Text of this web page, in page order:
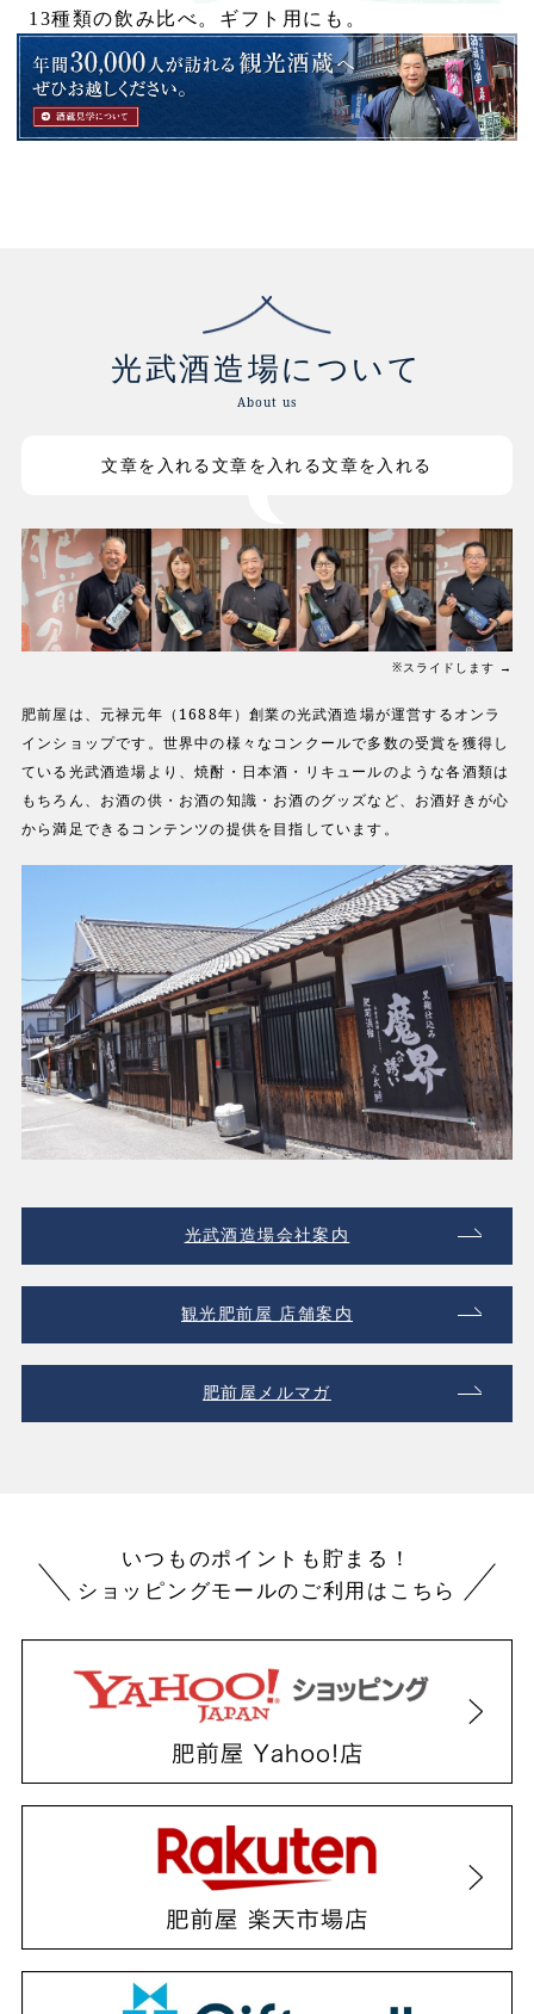
13種類の飲み比べ。ギフト用にも。
光武酒造場について
About us
文章を入れる文章を入れる文章を入れる
※スライドします →
肥前屋は、元禄元年（1688年）創業の光武酒造場が運営するオンラ
インショップです。世界中の様々なコンクールで多数の受賞を獲得し
ている光武酒造場より、焼酎・日本酒・リキュールのような各酒類は
もちろん、お酒の供・お酒の知識・お酒のグッズなど、お酒好きが心
から満足できるコンテンツの提供を目指しています。
光武酒造場会社案内
観光肥前屋 店舗案内
肥前屋メルマガ
いつものポイントも貯まる！
ショッピングモールのご利用はこちら